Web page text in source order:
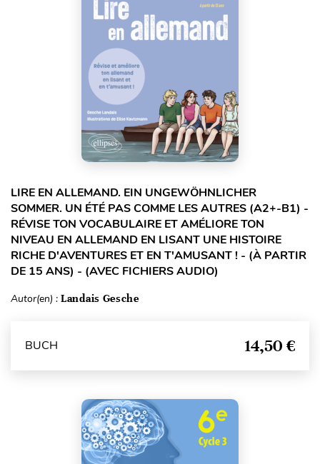
LIRE EN ALLEMAND. EIN UNGEWÖHNLICHER
SOMMER. UN ÉTÉ PAS COMME LES AUTRES (A2+-B1) -
RÉVISE TON VOCABULAIRE ET AMÉLIORE TON
NIVEAU EN ALLEMAND EN LISANT UNE HISTOIRE
RICHE D'AVENTURES ET EN T'AMUSANT ! - (À PARTIR
DE 15 ANS) - (AVEC FICHIERS AUDIO)
Autor(en) : Landais Gesche
BUCH 14,50 €